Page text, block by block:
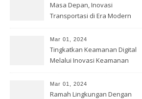
Masa Depan, Inovasi
Transportasi di Era Modern
Mar 01, 2024
Tingkatkan Keamanan Digital
Melalui Inovasi Keamanan
Mar 01, 2024
Ramah Lingkungan Dengan